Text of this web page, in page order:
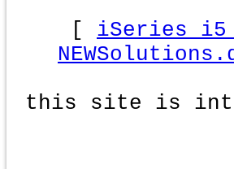
[ iSeries i5
this site is